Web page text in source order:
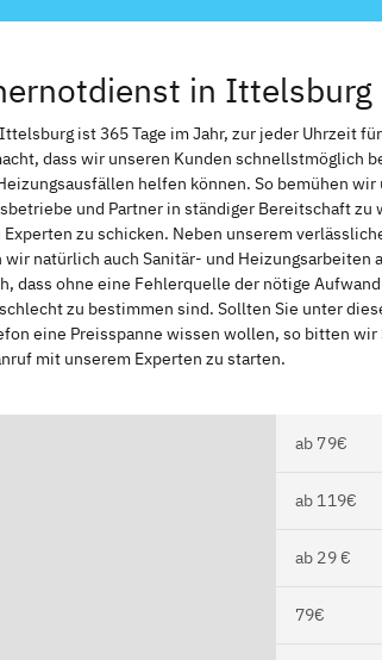
in Ittelsburg
ist 365 Tage im Jahr, zur jeder Uhrzeit
dass wir unseren Kunden schnellstmöglich
helfen können. So bemühen wir
und Partner in ständiger Bereitschaft zu
zu schicken. Neben unserem
natürlich auch Sanitär- und Heizungsarbeiten
dass ohne eine Fehlerquelle der nötige
zu bestimmen sind. Sollten Sie unter
eine Preisspanne wissen wollen, so bitten wir
mit unserem Experten zu starten.
ab 79€
ab 119€
ab 29 €
79€